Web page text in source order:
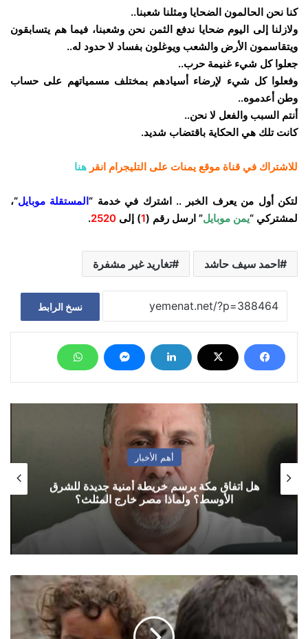
كنا نحن الحالمون الضحايا ومثلنا شعبنا..
ولازلنا إلى اليوم ضحايا ندفع الثمن نحن وشعبنا، فيما هم يتسابقون
ويتقاسمون الأرض والشعب ويوغلون بفساد لا حدود له..
جعلوا كل شيء غنيمة حرب..
وفعلوا كل شيء لإرضاء أسيادهم بمختلف مسمياتهم على حساب
وطن أعدموه..
أنتم السبب والفعل لا نحن..
كانت تلك هي الحكاية باقتضاب شديد.
للاشتراك في قناة موقع يمنات على التليجرام انقر هنا
لتكن أول من يعرف الخبر .. اشترك في خدمة “المستقلة موبايل“،
لمشتركي “يمن موبايل” ارسل رقم (1) إلى 2520
.
احمد سيف حاشد تغاريد غير مشفرة
نسخ الرابط
أهم الأخبار
هل اتفاق مكة يرسم خريطة أمنية جديدة للشرق
الأوسط؟ ولماذا مصر خارج المثلث؟
الصحة
العالمية:
نصف
أطفال